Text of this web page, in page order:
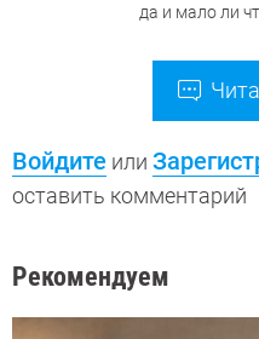
да и мало ли
Войдите или
оставить комментарий
Рекомендуем